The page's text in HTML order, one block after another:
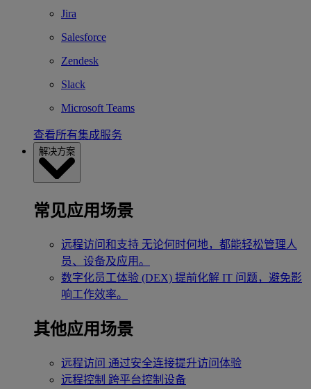
Jira
Salesforce
Zendesk
Slack
Microsoft Teams
查看所有集成服务
解决方案
常见应用场景
远程访问和支持 无论何时何地，都能轻松管理人
员、设备及应用。
数字化员工体验 (DEX) 提前化解 IT 问题，避免影
响工作效率。
其他应用场景
远程访问 通过安全连接提升访问体验
远程控制 跨平台控制设备